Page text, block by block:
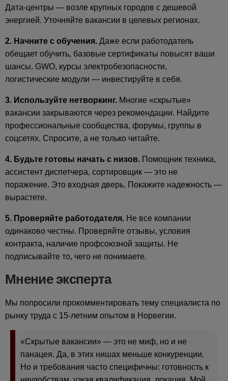
Дата-центры — возле крупных городов с дешевой
энергией. Уточняйте вакансии в целевых регионах.
2. Начните с обучения. Даже если работодатель
обещает обучить, базовые сертификаты повысят ваши
шансы. GWO, курсы электробезопасности,
логистические модули — инвестируйте в себя.
3. Используйте нетворкинг. Многие «скрытые»
вакансии закрываются через рекомендации. Найдите
профессиональные сообщества, форумы, группы в
соцсетях. Спросите, а не только читайте.
4. Будьте готовы начать с низов. Помощник техника,
ассистент диспетчера, сортировщик — это не
поражение. Это входная дверь. Покажите надежность —
вырастете.
5. Проверяйте работодателя. Не все компании
одинаково честны. Проверяйте отзывы, условия
контракта, наличие профсоюзной защиты. Не
подписывайте то, чего не понимаете.
Мнение эксперта
Мы попросили прокомментировать тему специалиста по
рынку труда с 15-летним опытом в Норвегии.
«Скрытые вакансии» — это не миф, но и не
панацея. Да, в этих нишах меньше конкуренции.
Но и требования часто специфичны: готовность к